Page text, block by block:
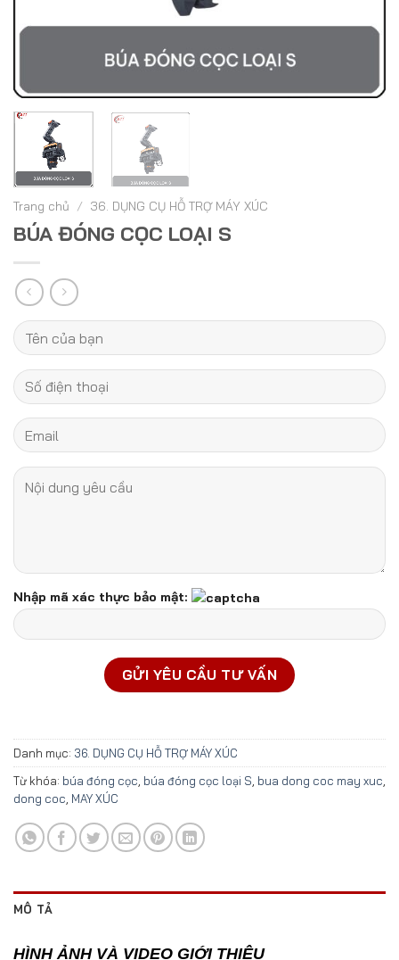
Trang chủ / 36. DỤNG CỤ HỖ TRỢ MÁY XÚC
BÚA ĐÓNG CỌC LOẠI S
Nhập mã xác thực bảo mật:
Danh mục: 36. DỤNG CỤ HỖ TRỢ MÁY XÚC
Từ khóa: búa đóng cọc búa đóng cọc loại S bua dong coc may xuc
dong coc MAY XÚC
MÔ TẢ
HÌNH ẢNH VÀ VIDEO GIỚI THIỆU